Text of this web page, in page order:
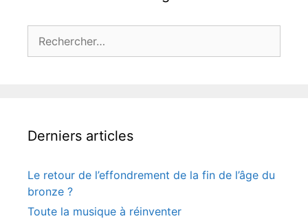
Derniers articles
Le retour de l’effondrement de la fin de l’âge du
bronze ?
Toute la musique à réinventer